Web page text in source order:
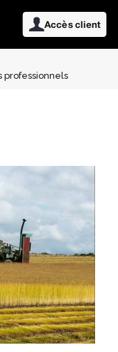
Accès client
professionnels